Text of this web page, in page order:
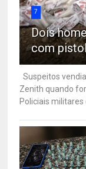
7
Dois
com
Suspeitos
Zenith quando
Policiais militares